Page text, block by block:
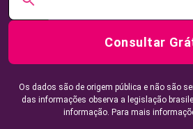
Consultar
Os dados são de origem pública e não são
das informações observa a legislação
informação. Para mais